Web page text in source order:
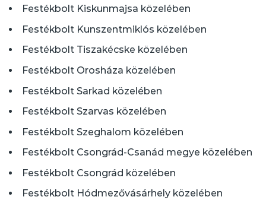
Festékbolt Kiskunmajsa közelében
Festékbolt Kunszentmiklós közelében
Festékbolt Tiszakécske közelében
Festékbolt Orosháza közelében
Festékbolt Sarkad közelében
Festékbolt Szarvas közelében
Festékbolt Szeghalom közelében
Festékbolt Csongrád-Csanád megye közelében
Festékbolt Csongrád közelében
Festékbolt Hódmezővásárhely közelében